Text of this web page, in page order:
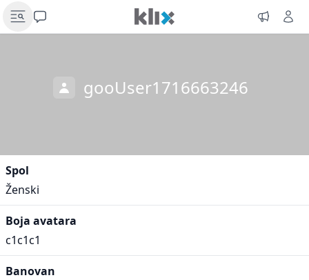
gooUser1716663246
Spol
Ženski
Boja avatara
c1c1c1
Banovan